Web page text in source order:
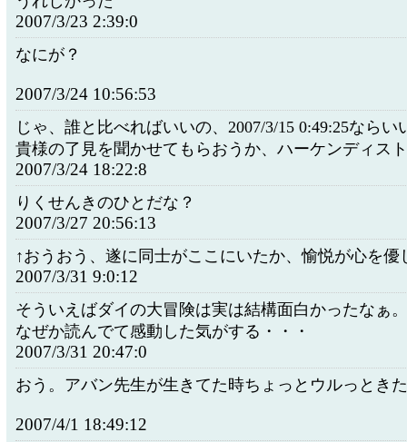
2007/3/23 2:39:0
なにが？
2007/3/24 10:56:53
じゃ、誰と比べればいいの、2007/3/15 0:49:25ならい
貴様の了見を聞かせてもらおうか、ハーケンディス
2007/3/24 18:22:8
りくせんきのひとだな？
2007/3/27 20:56:13
↑おうおう、遂に同士がここにいたか、愉悦が心を優
2007/3/31 9:0:12
そういえばダイの大冒険は実は結構面白かったなぁ。
なぜか読んでて感動した気がする・・・
2007/3/31 20:47:0
おう。アバン先生が生きてた時ちょっとウルっとき
2007/4/1 18:49:12